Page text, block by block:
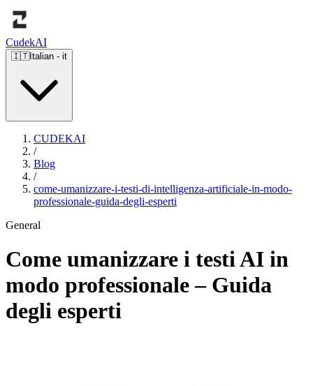
CudekAI
🇮🇹Italian - it
CUDEKAI
/
Blog
/
come-umanizzare-i-testi-di-intelligenza-artificiale-in-modo-
professionale-guida-degli-esperti
General
Come umanizzare i testi AI in
modo professionale – Guida
degli esperti